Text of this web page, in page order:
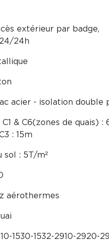
extérieur par badge,
24h
acier - isolation double
& C6(zones de quais) :
: 15m
sol : 5T/m²
aérothermes
1530-1532-2910-2920-